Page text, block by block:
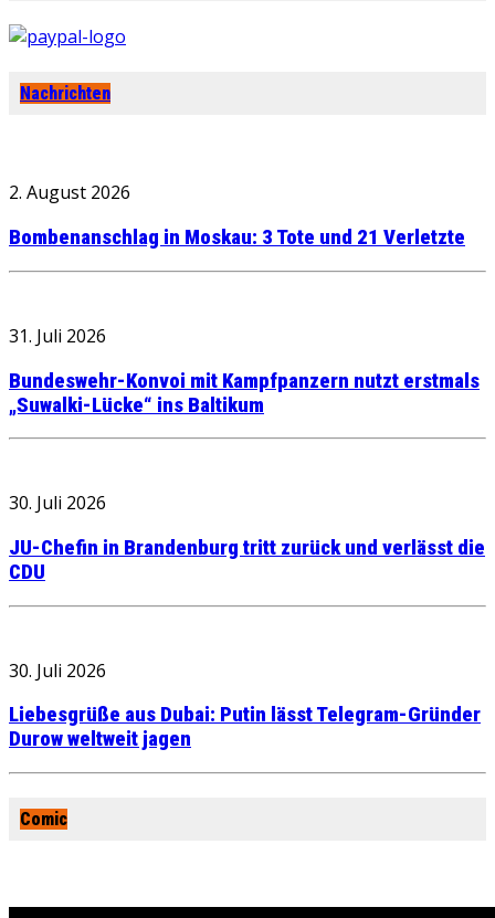
Nachrichten
2. August 2026
Bombenanschlag in Moskau: 3 Tote und 21 Verletzte
31. Juli 2026
Bundeswehr-Konvoi mit Kampfpanzern nutzt erstmals
„Suwalki-Lücke“ ins Baltikum
30. Juli 2026
JU-Chefin in Brandenburg tritt zurück und verlässt die
CDU
30. Juli 2026
Liebesgrüße aus Dubai: Putin lässt Telegram-Gründer
Durow weltweit jagen
Comic